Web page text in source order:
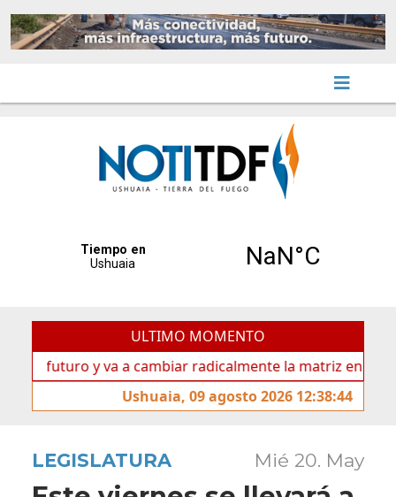
ULTIMO MOMENTO
y va a cambiar radicalmente la matriz energética de
Ushuaia, 09 agosto 2026 12:38:44
LEGISLATURA Mié 20. May